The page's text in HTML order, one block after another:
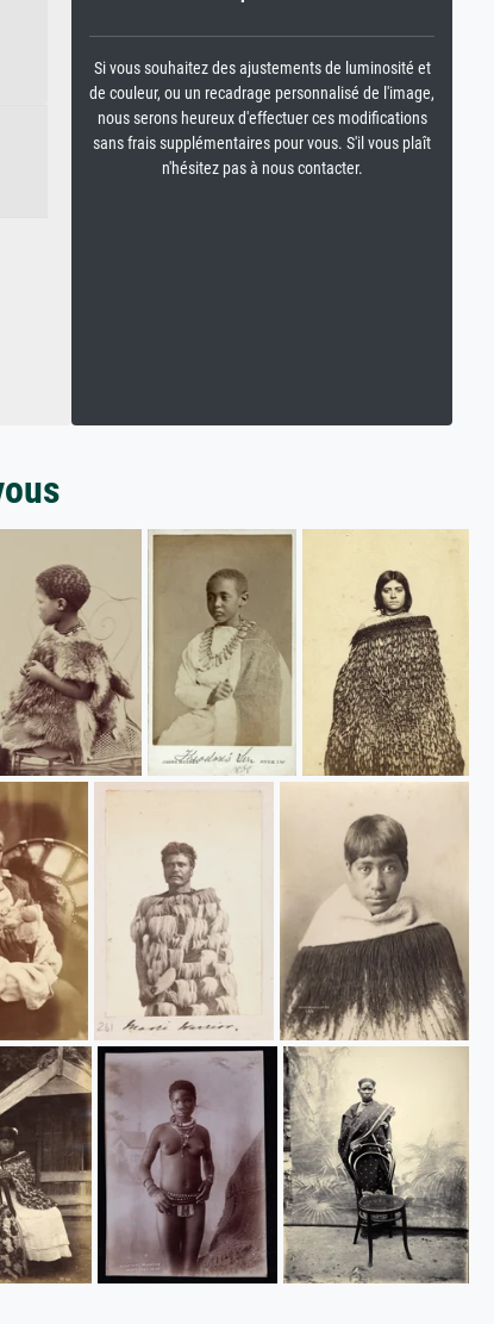
Si vous souhaitez des ajustements de luminosité et
de couleur, ou un recadrage personnalisé de l'image,
nous serons heureux d'effectuer ces modifications
sans frais supplémentaires pour vous. S'il vous plaît
n'hésitez pas à nous contacter.